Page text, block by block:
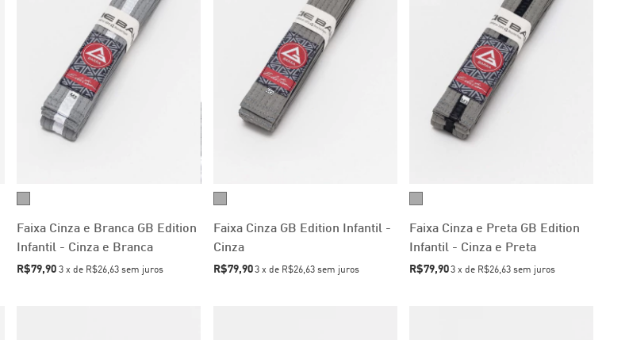
Faixa Cinza e Branca GB Edition
Infantil - Cinza e Branca
R$79,90 3 x de R$26,63 sem juros
Faixa Cinza GB Edition Infantil -
Cinza
R$79,90 3 x de R$26,63 sem juros
Faixa Cinza e Preta GB Edition
Infantil - Cinza e Preta
R$79,90 3 xde R$26,63 sem juros